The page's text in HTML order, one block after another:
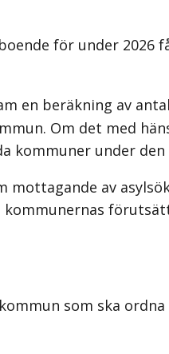
för under 2026
en beräkning av
Om det med
kommuner under
mottagande av
som ska